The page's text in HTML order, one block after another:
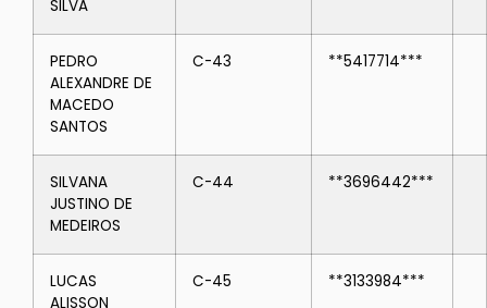
SILVA
PEDRO
ALEXANDRE DE
MACEDO
SANTOS
C-43 **5417714***
SILVANA
JUSTINO DE
MEDEIROS
C-44 **3696442***
LUCAS
ALISSON
C-45 **3133984***